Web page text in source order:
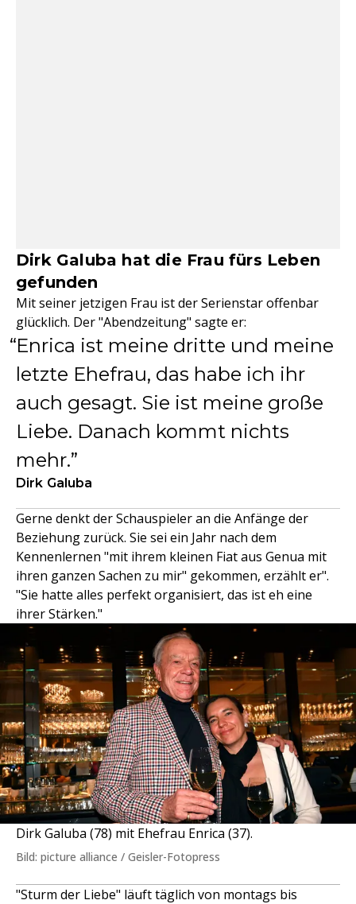
Dirk Galuba hat die Frau fürs Leben
gefunden
Mit seiner jetzigen Frau ist der Serienstar offenbar
glücklich. Der "Abendzeitung" sagte er:
Enrica ist meine dritte und meine
letzte Ehefrau, das habe ich ihr
auch gesagt. Sie ist meine große
Liebe. Danach kommt nichts
mehr.
Dirk Galuba
Gerne denkt der Schauspieler an die Anfänge der
Beziehung zurück. Sie sei ein Jahr nach dem
Kennenlernen "mit ihrem kleinen Fiat aus Genua mit
ihren ganzen Sachen zu mir" gekommen, erzählt er".
"Sie hatte alles perfekt organisiert, das ist eh eine
ihrer Stärken."
Dirk Galuba (78) mit Ehefrau Enrica (37).
Bild: picture alliance / Geisler-Fotopress
"Sturm der Liebe" läuft täglich von montags bis